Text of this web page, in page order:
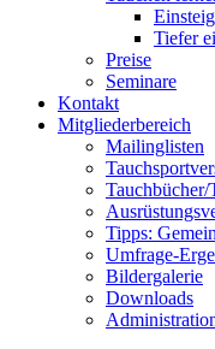
Tiefer
Preise
Seminare
Kontakt
Mitgliederbereich
Mailinglisten
Tipps:
Umfrage-
Bildergalerie
Downloads